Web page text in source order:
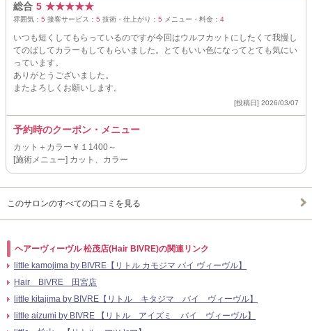
総合 5 ★★★★★
雰囲気： 5 接客サービス： 5 技術・仕上がり： 5 メニュー・料金： 4
いつも短くしてもらっているのですが今回はウルフカットにしたくて我慢し
てのばしてカラーもしてもらいました。とてもいい色になってとても気にい
っています。
ありがとうございました。
またよろしくお願いします。
[投稿日] 2026/03/07
予約時のクーポン・メニュー
カット＋カラー￥１1400～
[施術メニュー] カット、カラー
このサロンのすべての口コミを見る
ヘアーヴィーヴル 松茂店(Hair BIVRE)の関連リンク
little kamojima by BIVRE【リトル カモジマ バイ ヴィーヴル】
Hair BIVRE 田宮店
little kitajima by BIVRE【リトル キタジマ バイ ヴィーヴル】
little aizumi by BIVRE 【リトル アイズミ バイ ヴィーヴル】